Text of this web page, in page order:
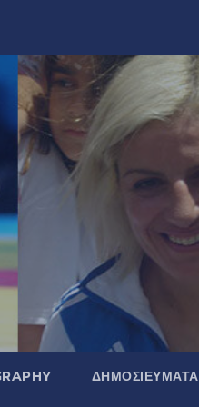
ΔΗΜΟΣΙΕΎΜΑΤΑ